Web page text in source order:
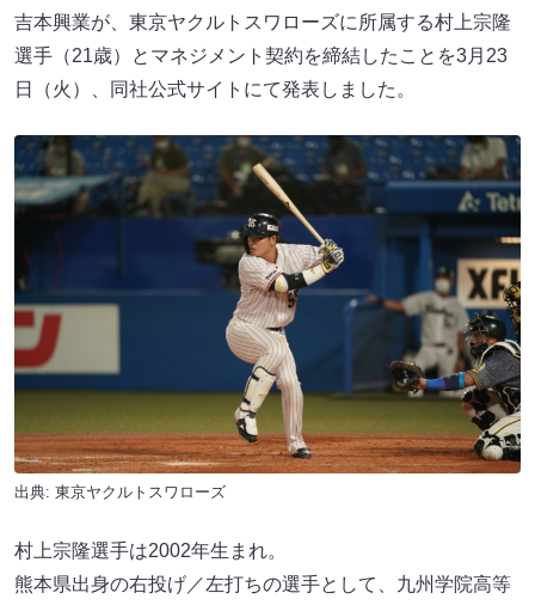
吉本興業が、東京ヤクルトスワローズに所属する村上宗隆
選手（21歳）とマネジメント契約を締結したことを3月23
日（火）、同社公式サイトにて発表しました。
出典: 東京ヤクルトスワローズ
村上宗隆選手は2002年生まれ。
熊本県出身の右投げ／左打ちの選手として、九州学院高等